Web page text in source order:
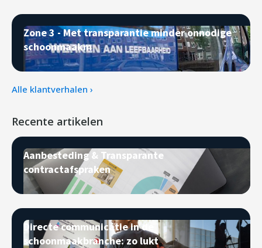
Zone 3 - Met transparantie minder onnodige
schoonmaakm
Alle klantverhalen ›
Recente artikelen
Aanbesteding & Transparante
contractafspraken
Directe communicatie in de
schoonmaakbranche: zo lukt